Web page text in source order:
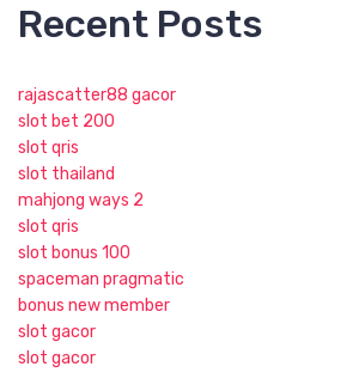
Recent Posts
rajascatter88 gacor
slot bet 200
slot qris
slot thailand
mahjong ways 2
slot qris
slot bonus 100
spaceman pragmatic
bonus new member
slot gacor
slot gacor